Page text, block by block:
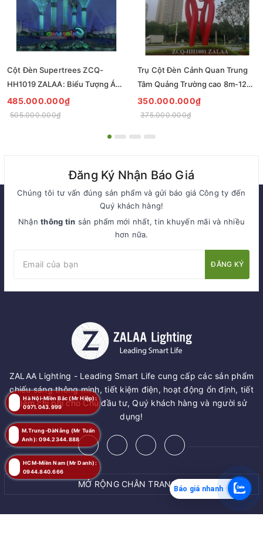
Cột Đèn Supertrees ZCQ-
HH1019 ZALAA: Biểu Tượng Ánh
Sáng Cho Đại Đô Thị
485.000.000₫
505.000.000₫
Trụ Cột Đèn Cảnh Quan Trung
Tâm Quảng Trường cao 8m-12m
ZCQ-HH1001 ZALAA Fortune
Tree Series
350.000.000₫
375.000.000₫
Đăng Ký Nhận Báo Giá
Chúng tôi tư vấn đúng sản phẩm và gửi báo giá Công ty đến
Quý khách hàng!
Nhậnthông tin sản phẩm mới nhất, tin khuyến mãi và nhiều
hơn nữa.
ĐĂNG KÝ
ZALAA Lighting - Leading Smart Life cung cấp các sản phẩm
chiếu sáng thông minh, tiết kiệm điện, hoạt động ổn định, tiết
kiệm chi phí cho Chủ đầu tư, Quý khách hàng và người sử
dụng!
MỞ RỘNG CHÂN TRANG
HCM-Miền Nam (Mr Danh):
0944.840.666
Hà Nội-Miền Bắc (Mr Hiệp):
0971.043.999
M.Trung-ĐàNẵng (Mr Tuấn
Anh): 094.2344.888
Báo giá nhanh